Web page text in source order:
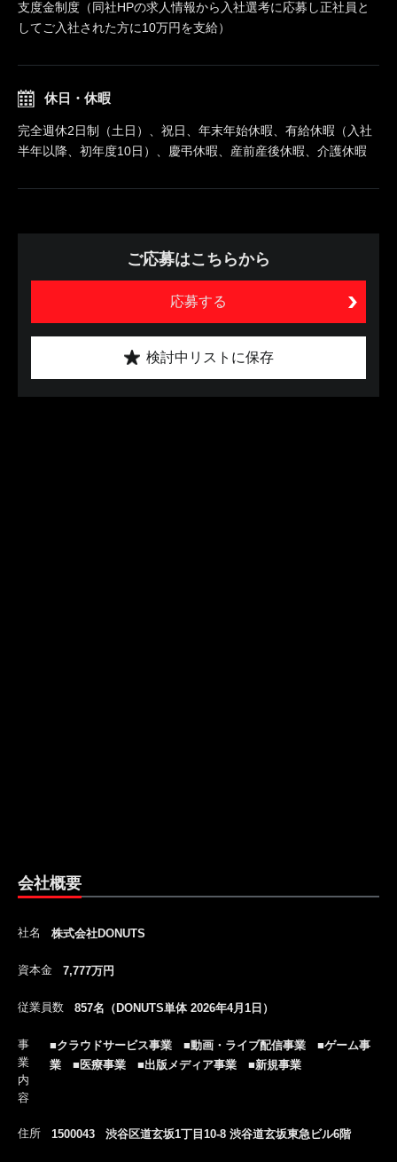
支度金制度（同社HPの求人情報から入社選考に応募し正社員と
してご入社された方に10万円を支給）
休日・休暇
完全週休2日制（土日）、祝日、年末年始休暇、有給休暇（入社
半年以降、初年度10日）、慶弔休暇、産前産後休暇、介護休暇
ご応募はこちらから
応募する
検討中リストに保存
会社概要
社名 株式会社DONUTS
資本金 7,777万円
従業員数 857名（DONUTS単体 2026年4月1日）
事
業
内
容
■クラウドサービス事業 ■動画・ライブ配信事業 ■ゲーム事
業 ■医療事業 ■出版メディア事業 ■新規事業
住所 1500043 渋谷区道玄坂1丁目10-8 渋谷道玄坂東急ビル6階